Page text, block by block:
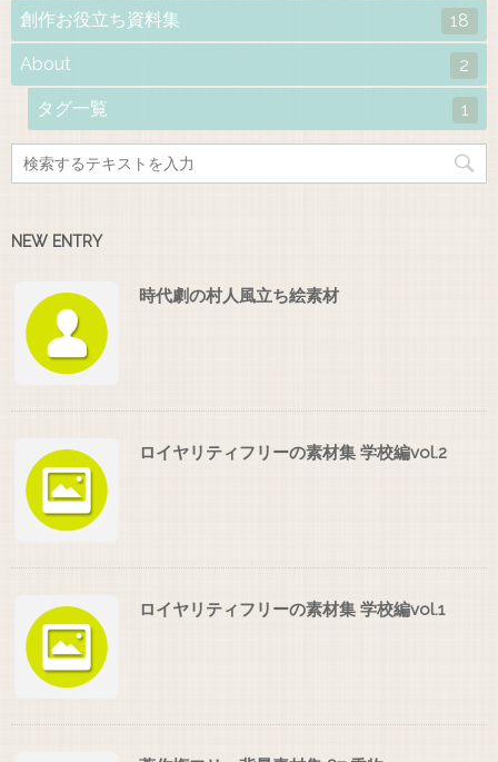
創作お役立ち資料集 18
About 2
タグ一覧 1
NEW ENTRY
時代劇の村人風立ち絵素材
ロイヤリティフリーの素材集 学校編vol.2
ロイヤリティフリーの素材集 学校編vol.1